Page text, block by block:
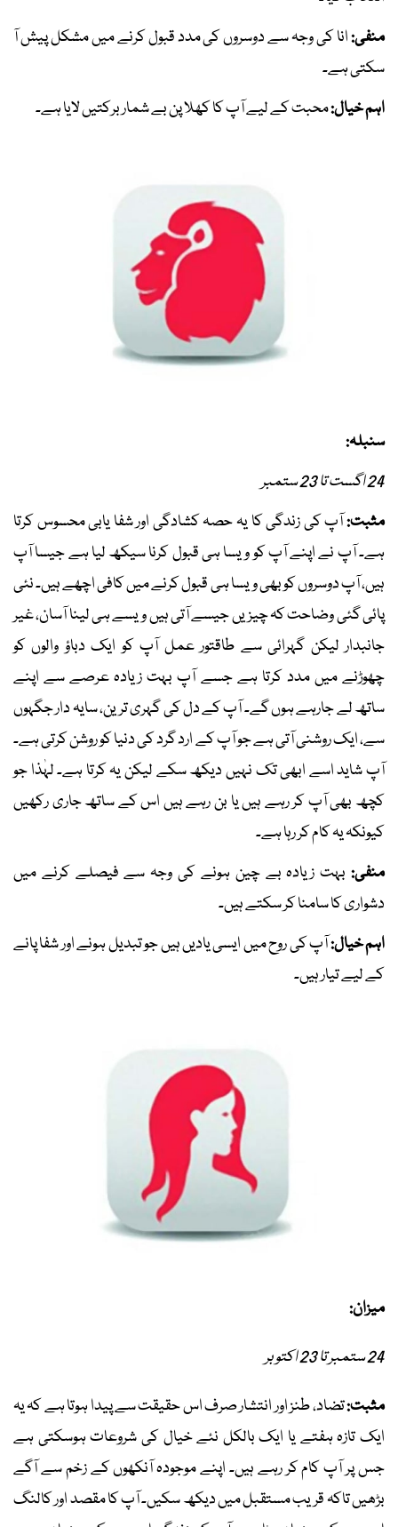
منفی:انا کی وجہ سے دوسروں کی مدد قبول کرنے میں مشکل پیش آ
سکتی ہے۔
اہم خیال:محبت کے لیے آپ کا کھلا پن بے شمار برکتیں لایا ہے۔
سنبلہ:
24 اگست تا 23 ستمبر
مثبت:آپ کی زندگی کا یہ حصہ کشادگی اور شفا یابی محسوس کرتا
ہے۔ آپ نے اپنے آپ کو ویسا ہی قبول کرنا سیکھ لیا ہے جیسا آپ
ہیں، آپ دوسروں کو بھی ویسا ہی قبول کرنے میں کافی اچھے ہیں۔ نئی
پائی گئی وضاحت کہ چیزیں جیسے آتی ہیں ویسے ہی لینا آسان، غیر
جانبدار لیکن گہرائی سے طاقتور عمل آپ کو ایک دباؤ والوں کو
چھوڑنے میں مدد کرتا ہے جسے آپ بہت زیادہ عرصے سے اپنے
ساتھ لے جارہے ہوں گے۔ آپ کے دل کی گہری ترین، سایہ دار جگہوں
سے، ایک روشنی آتی ہے جو آپ کے ارد گرد کی دنیا کو روشن کرتی ہے۔
آپ شاید اسے ابھی تک نہیں دیکھ سکے لیکن یہ کرتا ہے۔ لہٰذا جو
کچھ بھی آپ کر رہے ہیں یا بن رہے ہیں اس کے ساتھ جاری رکھیں
کیونکہ یہ کام کر رہا ہے۔
منفی: بہت زیادہ بے چین ہونے کی وجہ سے فیصلے کرنے میں
دشواری کا سامنا کر سکتے ہیں۔
اہم خیال:آپ کی روح میں ایسی یادیں ہیں جو تبدیل ہونے اور شفا پانے
کے لیے تیار ہیں۔
میزان:
24 ستمبر تا 23 اکتوبر
مثبت:تضاد، طنز اور انتشار صرف اس حقیقت سے پیدا ہوتا ہے کہ یہ
ایک تازہ ہفتے یا ایک بالکل نئے خیال کی شروعات ہوسکتی ہے
جس پر آپ کام کر رہے ہیں۔ اپنے موجودہ آنکھوں کے زخم سے آگے
بڑھیں تاکہ قریب مستقبل میں دیکھ سکیں۔ آپ کا مقصد اور کالنگ